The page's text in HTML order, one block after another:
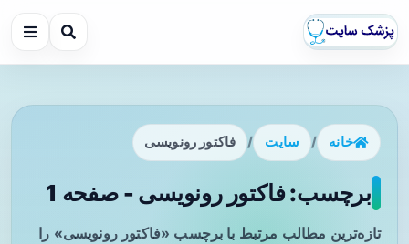
خانه / سایت / فاکتور رونویسی
برچسب: فاکتور رونویسی - صفحه 1
تازه‌ترین مطالب مرتبط با برچسب «فاکتور رونویسی» را